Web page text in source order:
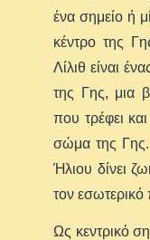
ένα σημείο ή
κέντρο της
Λίλιθ είναι
της Γης, μια
που τρέφει
σώμα της Γης.
Ήλιου δίνει
τον
Ως κεντρικό